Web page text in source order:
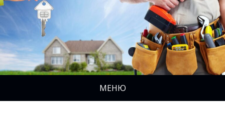
МЕНЮ